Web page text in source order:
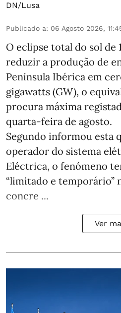
DN/Lusa
Publicado a: 06 Agosto 2026,
O eclipse total do sol de
reduzir a produção de
Península Ibérica em
gigawatts (GW), o
procura máxima
quarta-feira de agosto.
Segundo informou esta
operador do sistema
Eléctrica, o fenómeno
“limitado e temporário”
concre ...
Ver